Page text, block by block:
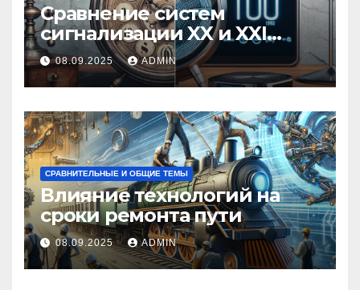
Сравнение систем
сигнализации XX и XXI
веков
08.09.2025 ADMIN
СРАВНИТЕЛЬНЫЕ И ОБЩИЕ ТЕМЫ
Влияние технологий на
сроки ремонта пути
08.09.2025 ADMIN